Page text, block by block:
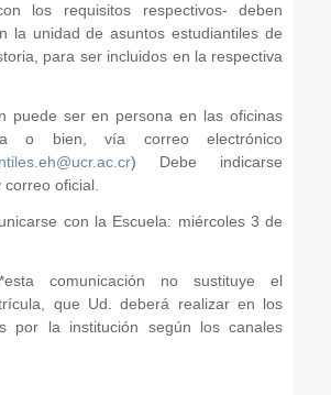
los requisitos respectivos- deben
la unidad de asuntos estudiantiles de
para ser incluidos en la respectiva
puede ser en persona en las oficinas
o bien, vía correo electrónico
) Debe indicarse
oficial.
con la Escuela: miércoles 3 de
comunicación no sustituye el
que Ud. deberá realizar en los
por la institución según los canales